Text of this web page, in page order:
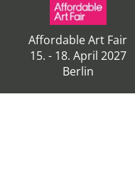
Affordable Art Fair
15. - 18. April 2027
Berlin